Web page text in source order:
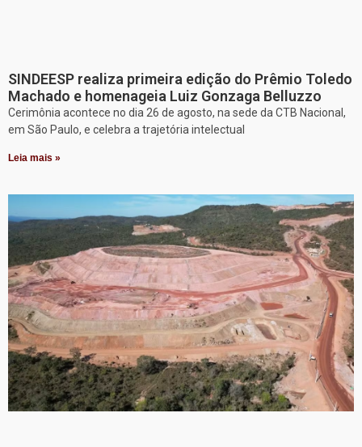
SINDEESP realiza primeira edição do Prêmio Toledo
Machado e homenageia Luiz Gonzaga Belluzzo
Cerimônia acontece no dia 26 de agosto, na sede da CTB Nacional,
em São Paulo, e celebra a trajetória intelectual
Leia mais »